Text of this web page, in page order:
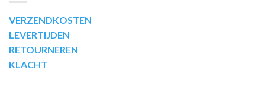
VERZENDKOSTEN
LEVERTIJDEN
RETOURNEREN
KLACHT